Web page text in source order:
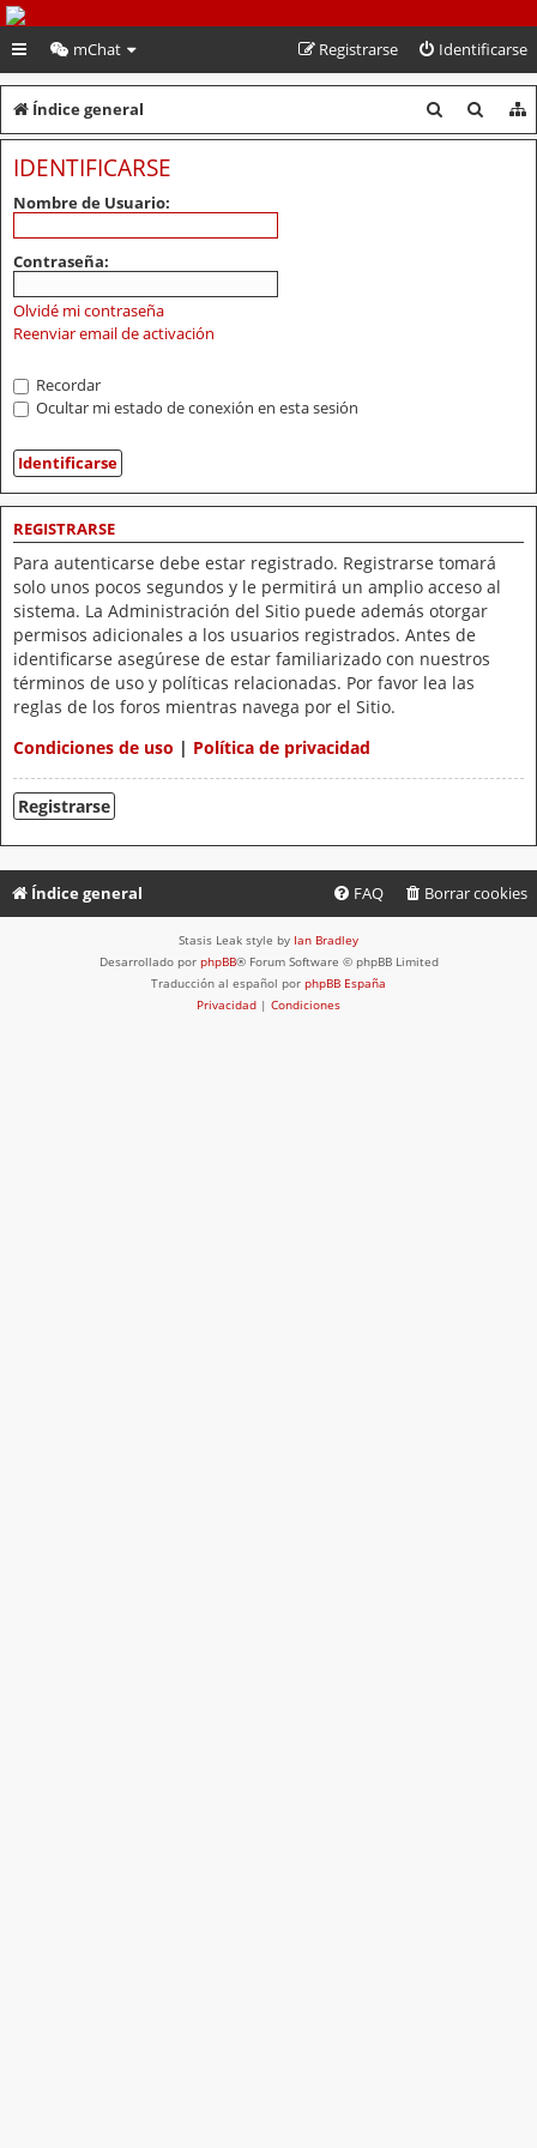
PeruVoley.com
mChat Identificarse
Registrarse
Índice general
u
u
IDENTIFICARSE
Nombre de Usuario:
Contraseña:
Olvidé mi contraseña
Reenviar email de activación
Recordar
Ocultar mi estado de conexión en esta sesión
REGISTRARSE
Para autenticarse debe estar registrado. Registrarse tomará
solo unos pocos segundos y le permitirá un amplio acceso al
sistema. La Administración del Sitio puede además otorgar
permisos adicionales a los usuarios registrados. Antes de
identificarse asegúrese de estar familiarizado con nuestros
términos de uso y políticas relacionadas. Por favor lea las
reglas de los foros mientras navega por el Sitio.
Condiciones de uso | Política de privacidad
Registrarse
Índice general Borrar cookies
FAQ
Stasis Leak style by Ian Bradley
Desarrollado por phpBB® Forum Software © phpBB Limited
Traducción al español por phpBB España
Privacidad | Condiciones